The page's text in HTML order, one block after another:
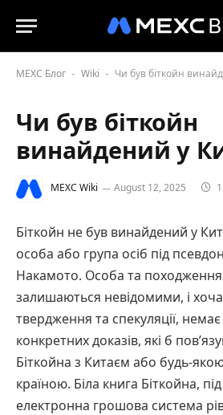
MEXC Блог - Wiki - Чи був біткойн
Чи був біткойн
винайдений у
MEXC Wiki August 12, 2025
Біткойн не був винайдений у
особа або група осіб під
Накамото. Особа та
залишаються невідомими, і хоча
твердження та спекуляції,
конкретних доказів, які б
Біткойна з Китаєм або будь-
країною. Біла книга Біткойна,
електронна грошова система